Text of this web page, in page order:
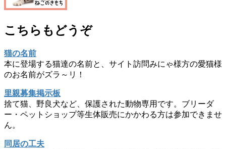
こちらもどうぞ
猫の名前
本に登場する猫達の名前と、サイト訪問みにゃ様方の愛猫様
のお名前がズラ～リ！
里親募集掲示板
捨て猫、野良犬など、保護された動物専用です。ブリーダ
ー・ペットショップ等生体販売にかかわる方は参加できませ
ん。
同居の工夫